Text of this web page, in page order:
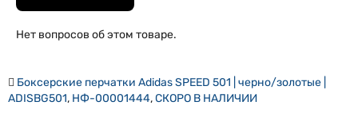
Нет вопросов об этом товаре.
Боксерские перчатки Adidas SPEED 501 | черно/золотые |
ADISBG501, НФ-00001444,СКОРО В НАЛИЧИИ